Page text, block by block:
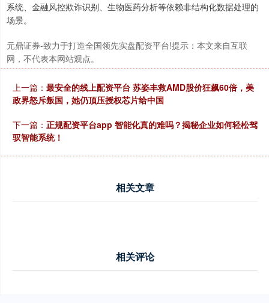
系统、金融风控欺诈识别、生物医药分析等依赖非结构化数据处理的
场景。
元鼎证券-致力于打造全国领先实盘配资平台!提示：本文来自互联
网，不代表本网站观点。
上一篇： 最安全的线上配资平台 苏姿丰救AMD股价狂飙60倍，美
政界怒斥叛国，她仍顶压授权芯片给中国
下一篇： 正规配资平台app 智能化真的难吗？揭秘企业如何轻松驾
驭智能系统！
相关文章
相关评论
北证50 1134.24 +11.37 +1.01%